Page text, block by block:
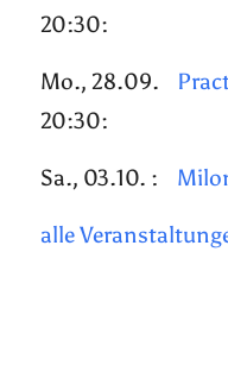
20:30:
Mo., 28.09.
20:30:
Sa., 03.10. :
alle